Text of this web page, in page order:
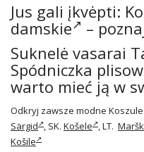
Jus gali įkvėpti:
damskie
–
Suknelė vasarai
Spódniczka
warto mieć ją w
Odkryj zawsze modne Koszule
Särgid , SK. Košele , LT.
Košile